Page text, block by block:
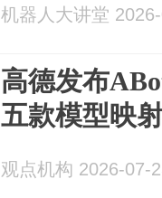
机器人大讲堂
高德发布
五款模型映
观点机构 2026-07-